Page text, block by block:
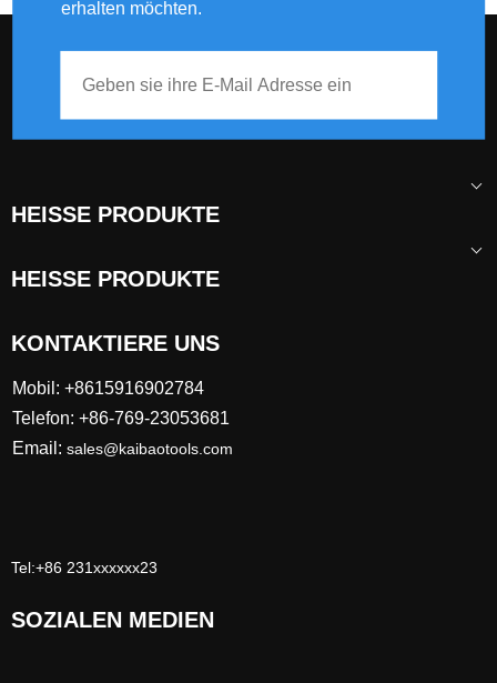
erhalten möchten.
HEISSE PRODUKTE
HEISSE PRODUKTE
KONTAKTIERE UNS
Mobil: +8615916902784
Telefon: +86-769-23053681
Email: sales@kaibaotools.com
Tel:+86 231xxxxxx23
SOZIALEN MEDIEN